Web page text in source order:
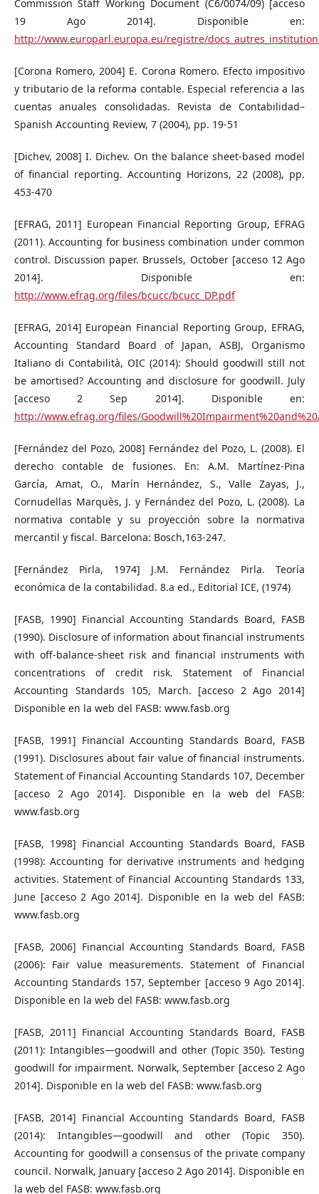
Commission Staff Working Document (C6/0074/09) [acceso
19 Ago 2014]. Disponible en:
http://www.europarl.europa.eu/registre/
[Corona Romero, 2004] E. Corona Romero. Efecto impositivo
y tributario de la reforma contable. Especial referencia a las
cuentas anuales consolidadas. Revista de Contabilidad–
Spanish Accounting Review, 7 (2004), pp. 19-51
[Dichev, 2008] I. Dichev. On the balance sheet-based model
of financial reporting. Accounting Horizons, 22 (2008), pp.
453-470
[EFRAG, 2011] European Financial Reporting Group, EFRAG
(2011). Accounting for business combination under common
control. Discussion paper. Brussels, October [acceso 12 Ago
2014]. Disponible en:
http://www.efrag.org/files/bcucc/bcucc_DP.pdf
[EFRAG, 2014] European Financial Reporting Group, EFRAG,
Accounting Standard Board of Japan, ASBJ, Organismo
Italiano di Contabilità, OIC (2014): Should goodwill still not
be amortised? Accounting and disclosure for goodwill. July
[acceso 2 Sep 2014]. Disponible en:
http://www.efrag.org/files/
[Fernández del Pozo, 2008] Fernández del Pozo, L. (2008). El
derecho contable de fusiones. En: A.M. Martínez-Pina
García, Amat, O., Marín Hernández, S., Valle Zayas, J.,
Cornudellas Marquès, J. y Fernández del Pozo, L. (2008). La
normativa contable y su proyección sobre la normativa
mercantil y fiscal. Barcelona: Bosch,163-247.
[Fernández Pirla, 1974] J.M. Fernández Pirla. Teoría
económica de la contabilidad. 8.a ed., Editorial ICE, (1974)
[FASB, 1990] Financial Accounting Standards Board, FASB
(1990). Disclosure of information about financial instruments
with off-balance-sheet risk and financial instruments with
concentrations of credit risk. Statement of Financial
Accounting Standards 105, March. [acceso 2 Ago 2014]
Disponible en la web del FASB: www.fasb.org
[FASB, 1991] Financial Accounting Standards Board, FASB
(1991). Disclosures about fair value of financial instruments.
Statement of Financial Accounting Standards 107, December
[acceso 2 Ago 2014]. Disponible en la web del FASB:
www.fasb.org
[FASB, 1998] Financial Accounting Standards Board, FASB
(1998): Accounting for derivative instruments and hedging
activities. Statement of Financial Accounting Standards 133,
June [acceso 2 Ago 2014]. Disponible en la web del FASB:
www.fasb.org
[FASB, 2006] Financial Accounting Standards Board, FASB
(2006): Fair value measurements. Statement of Financial
Accounting Standards 157, September [acceso 9 Ago 2014].
Disponible en la web del FASB: www.fasb.org
[FASB, 2011] Financial Accounting Standards Board, FASB
(2011): Intangibles—goodwill and other (Topic 350). Testing
goodwill for impairment. Norwalk, September [acceso 2 Ago
2014]. Disponible en la web del FASB: www.fasb.org
[FASB, 2014] Financial Accounting Standards Board, FASB
(2014): Intangibles—goodwill and other (Topic 350).
Accounting for goodwill a consensus of the private company
council. Norwalk, January [acceso 2 Ago 2014]. Disponible en
la web del FASB: www.fasb.org